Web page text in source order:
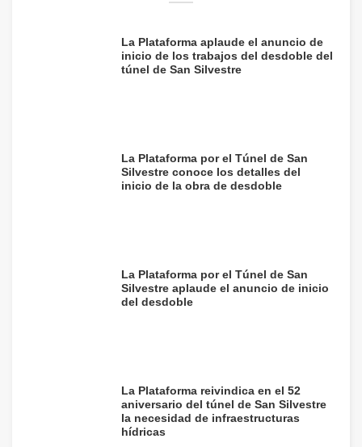
La Plataforma aplaude el anuncio de
inicio de los trabajos del desdoble del
túnel de San Silvestre
La Plataforma por el Túnel de San
Silvestre conoce los detalles del
inicio de la obra de desdoble
La Plataforma por el Túnel de San
Silvestre aplaude el anuncio de inicio
del desdoble
La Plataforma reivindica en el 52
aniversario del túnel de San Silvestre
la necesidad de infraestructuras
hídricas